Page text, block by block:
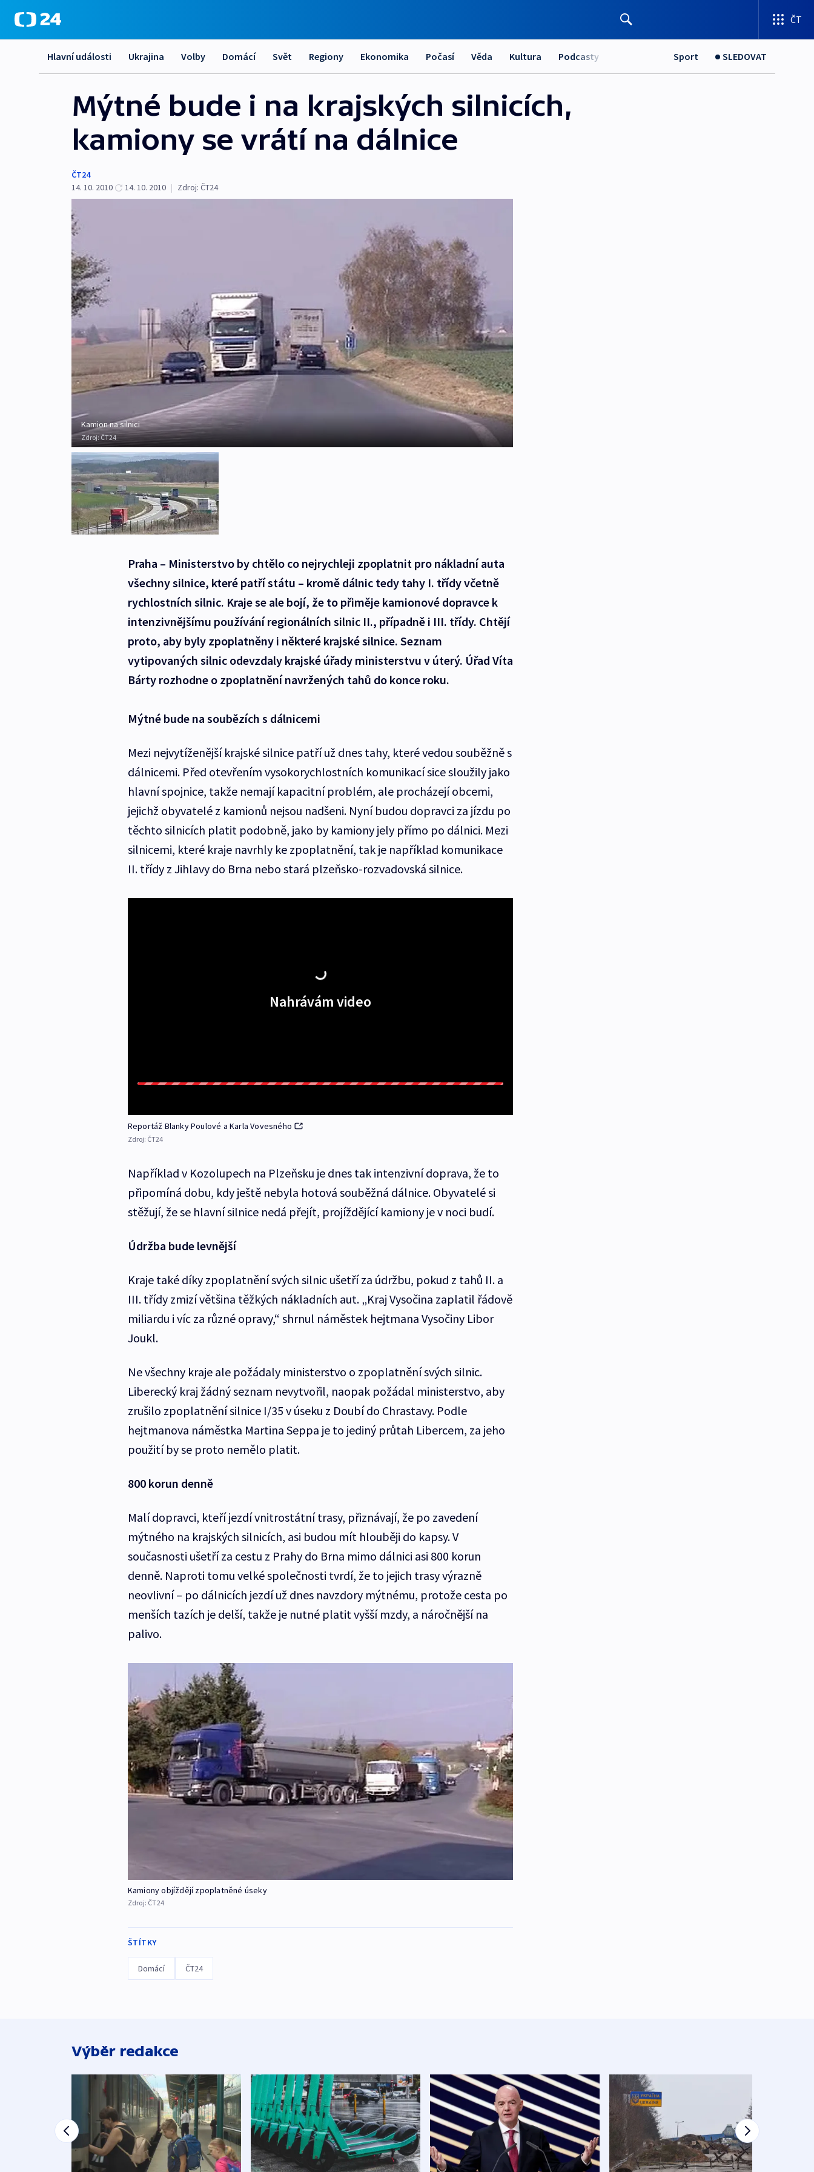
ČT
Hlavní události Ukrajina Volby Domácí Svět Regiony Ekonomika Počasí Věda Kultura Podcasty Sport SLEDOVAT
Mýtné bude i na krajských silnicích,
kamiony se vrátí na dálnice
ČT24
14. 10. 2010
14. 10. 2010 | Zdroj: ČT24
Kamion na silnici
Zdroj:ČT24
Praha – Ministerstvo by chtělo co nejrychleji zpoplatnit pro nákladní auta
všechny silnice, které patří státu – kromě dálnic tedy tahy I. třídy včetně
rychlostních silnic. Kraje se ale bojí, že to přiměje kamionové dopravce k
intenzivnějšímu používání regionálních silnic II., případně i III. třídy. Chtějí
proto, aby byly zpoplatněny i některé krajské silnice. Seznam
vytipovaných silnic odevzdaly krajské úřady ministerstvu v úterý. Úřad Víta
Bárty rozhodne o zpoplatnění navržených tahů do konce roku.
Mýtné bude na soubězích s dálnicemi
Mezi nejvytíženější krajské silnice patří už dnes tahy, které vedou souběžně s
dálnicemi. Před otevřením vysokorychlostních komunikací sice sloužily jako
hlavní spojnice, takže nemají kapacitní problém, ale procházejí obcemi,
jejichž obyvatelé z kamionů nejsou nadšeni. Nyní budou dopravci za jízdu po
těchto silnicích platit podobně, jako by kamiony jely přímo po dálnici. Mezi
silnicemi, které kraje navrhly ke zpoplatnění, tak je například komunikace
II. třídy z Jihlavy do Brna nebo stará plzeňsko-rozvadovská silnice.
Nahrávám video
Reportáž Blanky Poulové a Karla Vovesného
Zdroj: ČT24
Například v Kozolupech na Plzeňsku je dnes tak intenzivní doprava, že to
připomíná dobu, kdy ještě nebyla hotová souběžná dálnice. Obyvatelé si
stěžují, že se hlavní silnice nedá přejít, projíždějící kamiony je v noci budí.
Údržba bude levnější
Kraje také díky zpoplatnění svých silnic ušetří za údržbu, pokud z tahů II. a
III. třídy zmizí většina těžkých nákladních aut. „Kraj Vysočina zaplatil řádově
miliardu i víc za různé opravy,“ shrnul náměstek hejtmana Vysočiny Libor
Joukl.
Ne všechny kraje ale požádaly ministerstvo o zpoplatnění svých silnic.
Liberecký kraj žádný seznam nevytvořil, naopak požádal ministerstvo, aby
zrušilo zpoplatnění silnice I/35 v úseku z Doubí do Chrastavy. Podle
hejtmanova náměstka Martina Seppa je to jediný průtah Libercem, za jeho
použití by se proto nemělo platit.
800 korun denně
Malí dopravci, kteří jezdí vnitrostátní trasy, přiznávají, že po zavedení
mýtného na krajských silnicích, asi budou mít hlouběji do kapsy. V
současnosti ušetří za cestu z Prahy do Brna mimo dálnici asi 800 korun
denně. Naproti tomu velké společnosti tvrdí, že to jejich trasy výrazně
neovlivní – po dálnicích jezdí už dnes navzdory mýtnému, protože cesta po
menších tazích je delší, takže je nutné platit vyšší mzdy, a náročnější na
palivo.
Kamiony objíždějí zpoplatněné úseky
Zdroj: ČT24
ŠTÍTKY
Domácí ČT24
Výběr redakce